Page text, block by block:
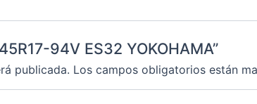
94V ES32 YOKOHAMA”
publicada. Los campos obligatorios están